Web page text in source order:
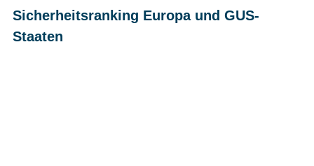
Sicherheitsranking Europa und GUS-
Staaten